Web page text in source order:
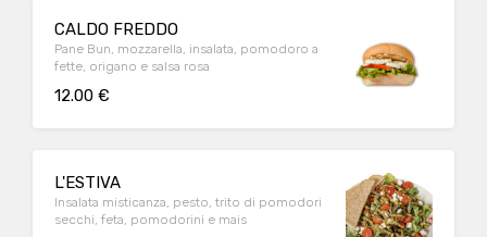
CALDO FREDDO
Pane Bun, mozzarella, insalata, pomodoro a
fette, origano e salsa rosa
12.00 €
L'ESTIVA
Insalata misticanza, pesto, trito di pomodori
secchi, feta, pomodorini e mais